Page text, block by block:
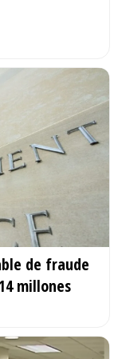
de fraude
millones